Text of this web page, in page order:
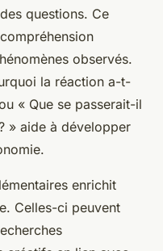
questions. Ce
observés.
la réaction a-t-
« Que se passerait-il
» aide à développer
enrichit
Celles-ci peuvent